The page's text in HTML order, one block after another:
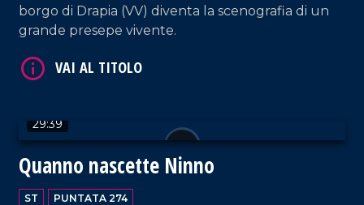
borgo di Drapia (VV) diventa la scenografia di un
grande presepe vivente.
29:39
Quanno nascette Ninno
ST PUNTATA 274